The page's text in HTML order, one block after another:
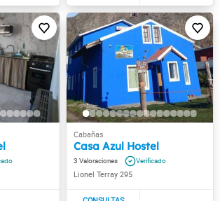
Casa Azul Hostel
3
Lionel Terray 295